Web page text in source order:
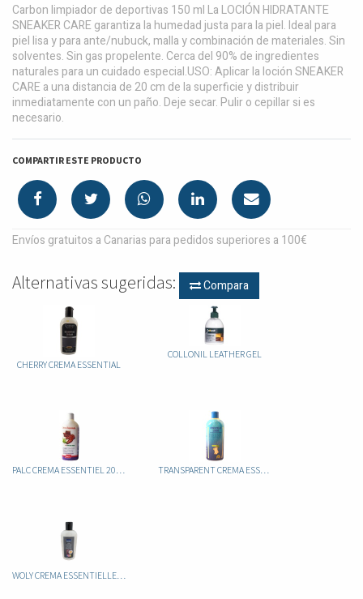
Carbon limpiador de deportivas 150 ml La LOCIÓN HIDRATANTE
SNEAKER CARE garantiza la humedad justa para la piel. Ideal para
piel lisa y para ante/nubuck, malla y combinación de materiales. Sin
solventes. Sin gas propelente. Cerca del 90% de ingredientes
naturales para un cuidado especial.USO: Aplicar la loción SNEAKER
CARE a una distancia de 20 cm de la superficie y distribuir
inmediatamente con un paño. Deje secar. Pulir o cepillar si es
necesario.
COMPARTIR ESTE PRODUCTO
Envíos gratuitos a Canarias para pedidos superiores a 100€
Alternativas sugeridas: Compara
CHERRY CREMA ESSENTIAL
COLLONIL LEATHER GEL